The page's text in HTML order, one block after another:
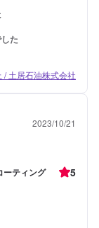
た
/ 土居石油株式会社
2023/10/21
ーティング 5